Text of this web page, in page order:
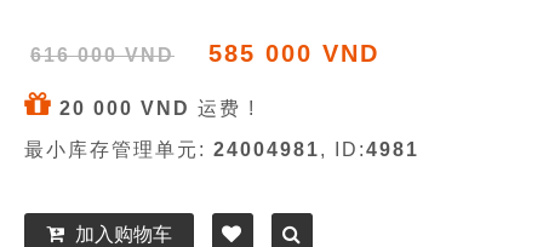
616 000 VND 585 000 VND
20 000 VND 运费 !
最小库存管理单元: 24004981, ID:4981
加入购物车